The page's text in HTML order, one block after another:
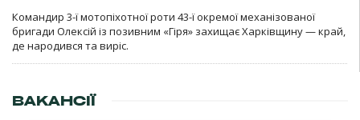
Командир 3-ї мотопіхотної роти 43-ї окремої механізованої
бригади Олексій із позивним «Гіря» захищає Харківщину — край,
де народився та виріс.
ВАКАНСІЇ